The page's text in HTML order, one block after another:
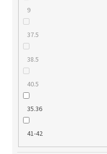
9
37.5
38.5
40.5
35.36
41-42